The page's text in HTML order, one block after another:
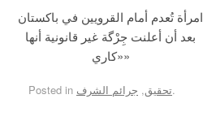
امرأة تُعدم أمام القرويين في باكستان
بعد أن أعلنت جِرْگة غير قانونية أنها
«كاري»
Posted in تحقيق, جرائم الشرف .